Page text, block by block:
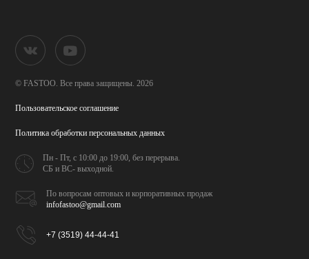
© FASTOO. Все права защищены. 2026
Пользовательское соглашение
Политика обработкиперсональных данных
Пн - Пт, с 10:00 до 19:00,без перерыва.
СБ и ВС- выходной.
По вопросам оптовых икорпоративных продаж
infofastoo@gmail.com
+7 (3519) 44-44-41